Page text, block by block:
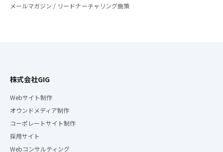
メールマガジン / リードナーチャリング施策
株式会社GIG
Webサイト制作
オウンドメディア制作
コーポレートサイト制作
採用サイト
Webコンサルティング